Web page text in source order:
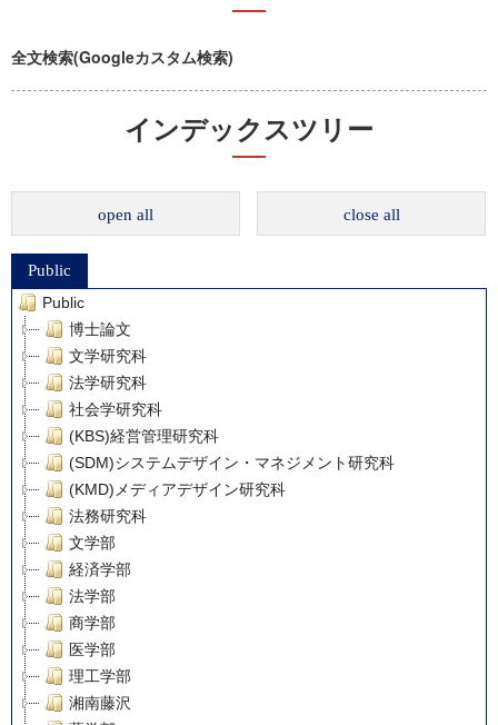
全文検索(Googleカスタム検索)
インデックスツリー
open all close all
Public
Public
博士論文
文学研究科
法学研究科
社会学研究科
(KBS)経営管理研究科
(SDM)システムデザイン・マネジメント研究科
(KMD)メディアデザイン研究科
法務研究科
文学部
経済学部
法学部
商学部
医学部
理工学部
湘南藤沢